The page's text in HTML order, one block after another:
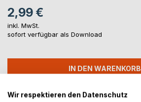
2,99 €
inkl. MwSt.
sofort verfügbar als Download
IN DEN WARENKORB
Auf die Merkliste
Wir respektieren den Datenschutz